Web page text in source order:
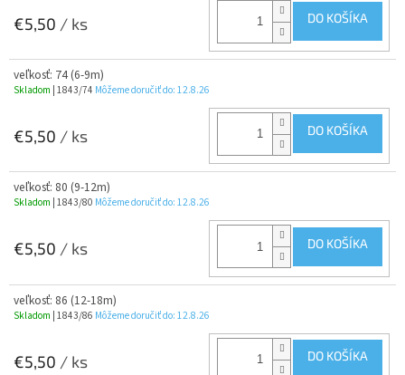
€5,50 / ks DO KOŠÍKA
veľkosť: 74 (6-9m)
Skladom | 1843/74 Môžeme doručiť do: 12.8.26
€5,50 / ks DO KOŠÍKA
veľkosť: 80 (9-12m)
Skladom | 1843/80 Môžeme doručiť do: 12.8.26
€5,50 / ks DO KOŠÍKA
veľkosť: 86 (12-18m)
Skladom | 1843/86 Môžeme doručiť do: 12.8.26
€5,50 / ks DO KOŠÍKA